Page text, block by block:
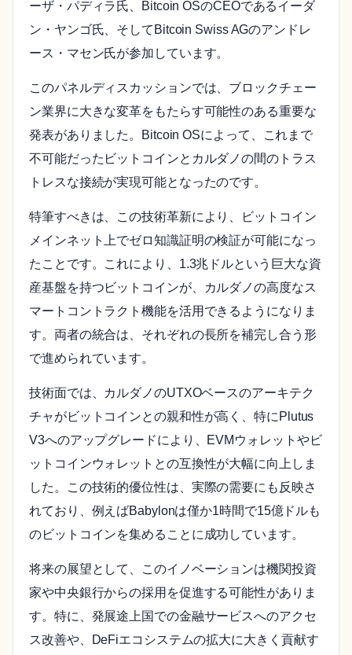
ーザ・パディラ氏、Bitcoin OSのCEOであるイーダ
ン・ヤンゴ氏、そしてBitcoin Swiss AGのアンドレ
ース・マセン氏が参加しています。
このパネルディスカッションでは、ブロックチェー
ン業界に大きな変革をもたらす可能性のある重要な
発表がありました。Bitcoin OSによって、これまで
不可能だったビットコインとカルダノの間のトラス
トレスな接続が実現可能となったのです。
特筆すべきは、この技術革新により、ビットコイン
メインネット上でゼロ知識証明の検証が可能になっ
たことです。これにより、1.3兆ドルという巨大な資
産基盤を持つビットコインが、カルダノの高度なス
マートコントラクト機能を活用できるようになりま
す。両者の統合は、それぞれの長所を補完し合う形
で進められています。
技術面では、カルダノのUTXOベースのアーキテク
チャがビットコインとの親和性が高く、特にPlutus
V3へのアップグレードにより、EVMウォレットやビ
ットコインウォレットとの互換性が大幅に向上しま
した。この技術的優位性は、実際の需要にも反映さ
れており、例えばBabylonは僅か1時間で15億ドルも
のビットコインを集めることに成功しています。
将来の展望として、このイノベーションは機関投資
家や中央銀行からの採用を促進する可能性がありま
す。特に、発展途上国での金融サービスへのアクセ
ス改善や、DeFiエコシステムの拡大に大きく貢献す